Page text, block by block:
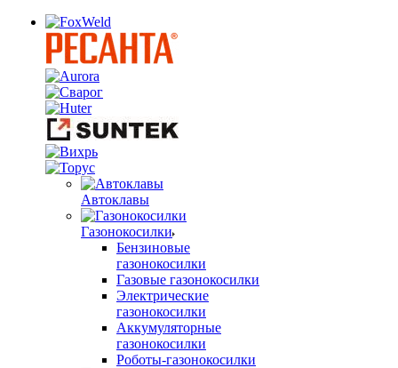
Автоклавы
Газонокосилки
Бензиновые
газонокосилки
Газовые газонокосилки
Электрические
газонокосилки
Аккумуляторные
газонокосилки
Роботы-газонокосилки